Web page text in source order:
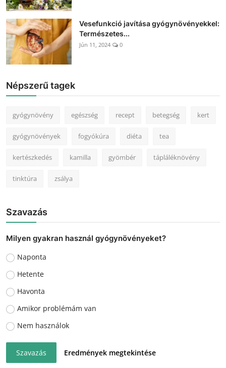
Vesefunkció javítása gyógynövényekkel:
Természetes...
Jún 11, 2024 0
Népszerű tagek
gyógynövény egészség recept betegség kert
gyógynövények fogyókúra diéta tea
kertészkedés kamilla gyömbér tápláléknövény
tinktúra zsálya
Szavazás
Milyen gyakran használ gyógynövényeket?
Naponta
Hetente
Havonta
Amikor problémám van
Nem használok
Szavazás Eredmények megtekintése